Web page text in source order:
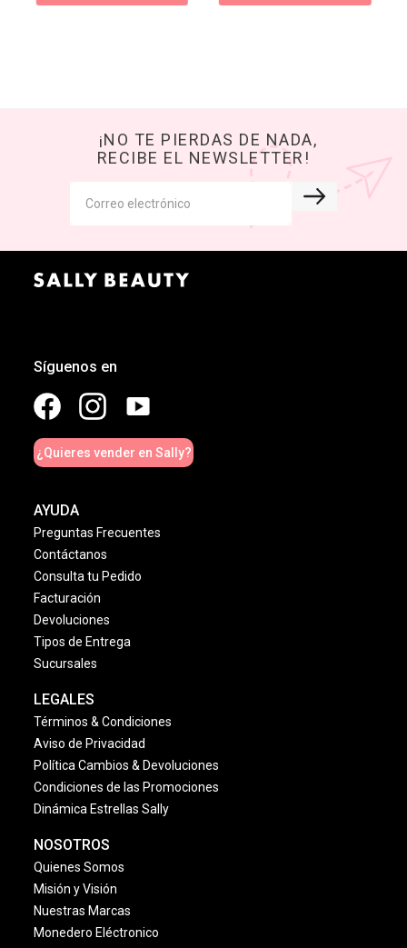
¡NO TE PIERDAS DE NADA,
RECIBE EL NEWSLETTER!
Síguenos en
¿Quieres vender en Sally?
AYUDA
Preguntas Frecuentes
Contáctanos
Consulta tu Pedido
Facturación
Devoluciones
Tipos de Entrega
Sucursales
LEGALES
Términos & Condiciones
Aviso de Privacidad
Política Cambios & Devoluciones
Condiciones de las Promociones
Dinámica Estrellas Sally
NOSOTROS
Quienes Somos
Misión y Visión
Nuestras Marcas
Monedero Eléctronico